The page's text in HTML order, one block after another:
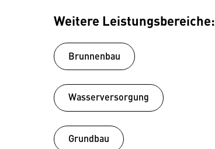
Weitere Leistungsbereiche:
Brunnenbau
Wasserversorgung
Grundbau